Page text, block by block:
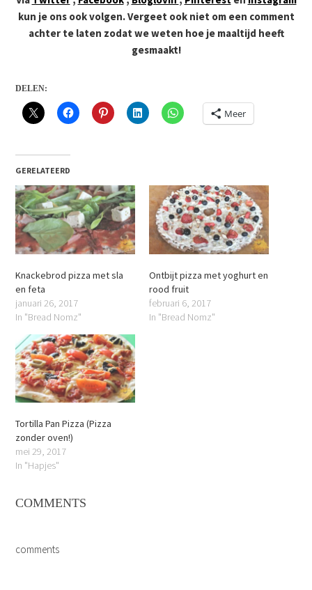
kun je ons ook volgen. Vergeet ook niet om een comment
achter te laten zodat we weten hoe je maaltijd heeft
gesmaakt!
DELEN:
Meer
GERELATEERD
Knackebrod pizza met sla
en feta
januari 26, 2017
In "Bread Nomz"
Ontbijt pizza met yoghurt en
rood fruit
februari 6, 2017
In "Bread Nomz"
Tortilla Pan Pizza (Pizza
zonder oven!)
mei 29, 2017
In "Hapjes"
COMMENTS
comments